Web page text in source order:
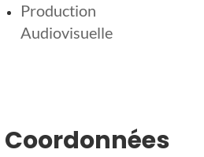
Production
Audiovisuelle
Coordonnées